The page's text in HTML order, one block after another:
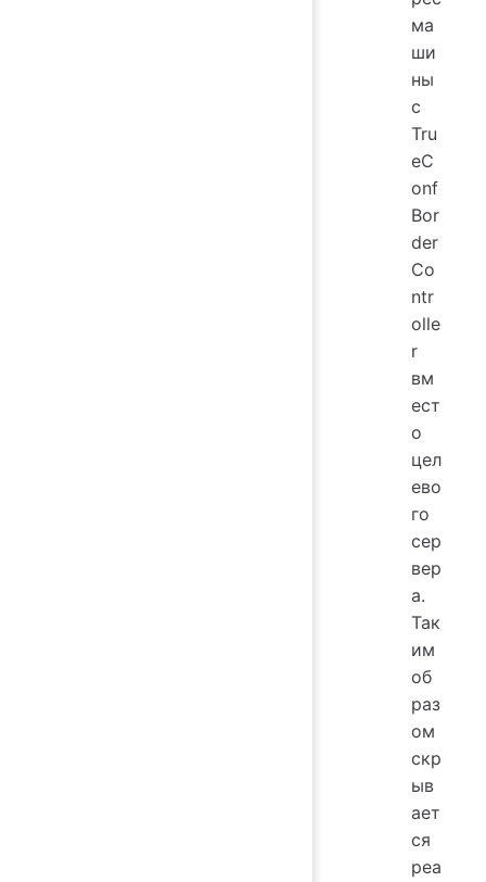
ма
ши
ны
с
Tru
eC
onf
Bor
der
Co
ntr
olle
r
вм
ест
о
цел
ево
го
сер
вер
а.
Так
им
об
раз
ом
скр
ыв
ает
ся
реа